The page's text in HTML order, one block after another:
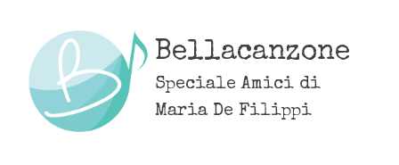
content
Bellacanzone
Speciale Amici di
Maria De Filippi